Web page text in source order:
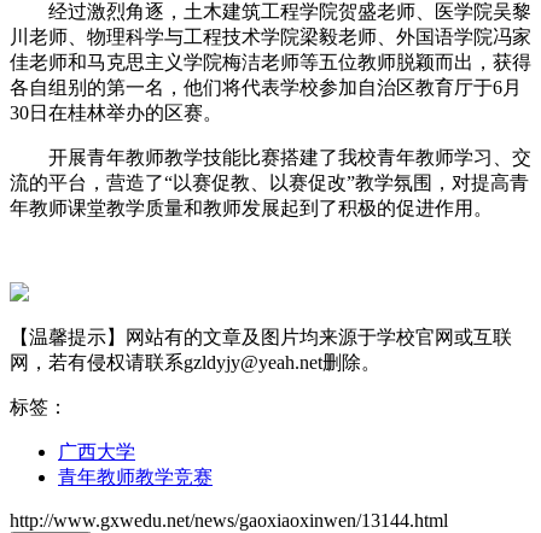
经过激烈角逐，土木建筑工程学院贺盛老师、医学院吴黎
川老师、物理科学与工程技术学院梁毅老师、外国语学院冯家
佳老师和马克思主义学院梅洁老师等五位教师脱颖而出，获得
各自组别的第一名，他们将代表学校参加自治区教育厅于6月
30日在桂林举办的区赛。
开展青年教师教学技能比赛搭建了我校青年教师学习、交
流的平台，营造了“以赛促教、以赛促改”教学氛围，对提高青
年教师课堂教学质量和教师发展起到了积极的促进作用。
【温馨提示】网站有的文章及图片均来源于学校官网或互联
网，若有侵权请联系gzldyjy@yeah.net删除。
标签：
广西大学
青年教师教学竞赛
http://www.gxwedu.net/news/gaoxiaoxinwen/13144.html